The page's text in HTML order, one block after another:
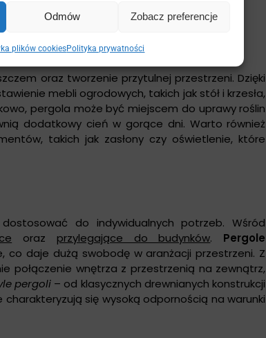
Odmów Zobacz preferencje
plików cookiesPolityka prywatności
oraz tworzenie przytulnej przestrzeni. Dzięki
mebli ogrodowych, takich jak stół i krzesła,
pergola może być miejscem do uprawy roślin
dodatkowy cień w gorące dni. Warto również
takich jak zasłony czy oświetlenie, które
do indywidualnych potrzeb. Wśród
oraz przylegające do budynków. Pergole
daje dużą swobodę w aranżacji przestrzeni. Z
połączenie wnętrza z przestrzenią na zewnątrz,
pergoli– od klasycznych drewnianych konstrukcji
się wysoką odpornością na warunki